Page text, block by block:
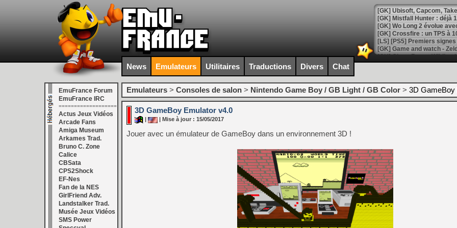
[GK] Mistfall Hunter : déjà
[GK] Wo Long 2 évolue
[GK] Crossfire : un TPS à
[LS] [PS5] Premiers
[Mo5] DOOM arrive en
[GK] Bethesda fête les 30
[GK] Roblox : l'action en
[GK] Agenda - GeForce
[GK] Devolver Digital en a
[LS] [PS5] ps5-y2jb-
[GK] Pourquoi Marvel
[GK] Test : Restory : Chill
[GK] GTA 6 : Rockstar
[GK] Hot Wheels Infinite
[GK] Mémoire cash -
[GK] Résultats Nintendo :
News Emulateurs Utilitaires Traductions Divers Chat
EmuFrance Forum
EmuFrance IRC
===================
Actus Jeux Vidéos
Arcade Fans
Amiga Museum
Arkames Trad.
Bruno C. Zone
Calice
CBSata
CPS2Shock
EF-Nes
Fan de la NES
GirlFriend Adv.
Landstalker Trad.
Musée Jeux Vidéos
SMS Power
Emulateurs > Consoles de salon > Nintendo Game Boy / GB Light / GB Color > 3D GameBoy
3D GameBoy Emulator v4.0
| Mise à jour : 15/05/2017
Jouer avec un émulateur de GameBoy dans un environnement 3D !